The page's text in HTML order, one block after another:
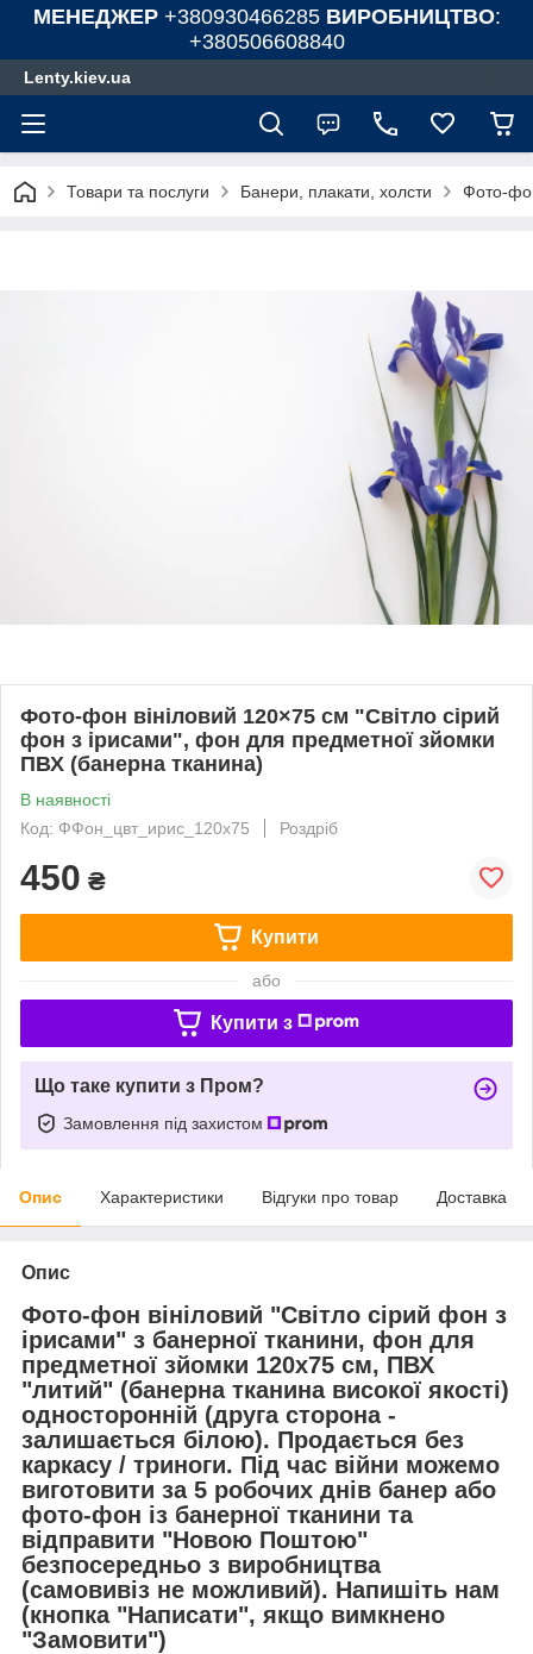
МЕНЕДЖЕР +380930466285 ВИРОБНИЦТВО:
+380506608840
Lenty.kiev.ua
Товари та послуги Банери, плакати, холсти Фото-
Фото-фон вініловий 120×75 см "Світло сірий
фон з ірисами", фон для предметної зйомки
ПВХ (банерна тканина)
В наявності
Код: ФФон_цвт_ирис_120х75
Роздріб
450 ₴
Купити
або
Купити з
Що таке купити з Пром?
Замовлення під захистом
Опис Характеристики Відгуки про товар Доставка
Опис
Фото-фон вініловий "Світло сірий фон з
ірисами" з банерної тканини, фон для
предметної зйомки 120х75 см, ПВХ
"литий" (банерна тканина високої якості)
односторонній (друга сторона -
залишається білою). Продається без
каркасу / триноги. Під час війни можемо
виготовити за 5 робочих днів банер або
фото-фон із банерної тканини та
відправити "Новою Поштою"
безпосередньо з виробництва
(самовивіз не можливий). Напишіть нам
(кнопка "Написати", якщо вимкнено
"Замовити")